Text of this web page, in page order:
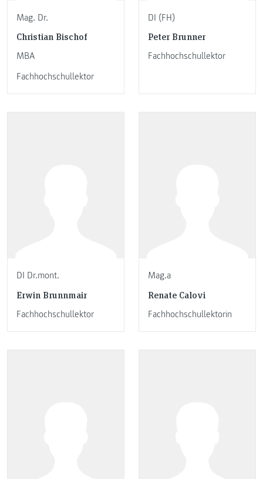
Mag. Dr.
Christian Bischof
MBA
Fachhochschullektor
DI (FH)
Peter Brunner
Fachhochschullektor
DI Dr.mont.
Erwin Brunnmair
Fachhochschullektor
Mag.a
Renate Calovi
Fachhochschullektorin